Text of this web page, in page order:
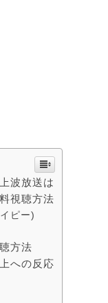
波放送は
視聴方法
ピー)
方法
への反応